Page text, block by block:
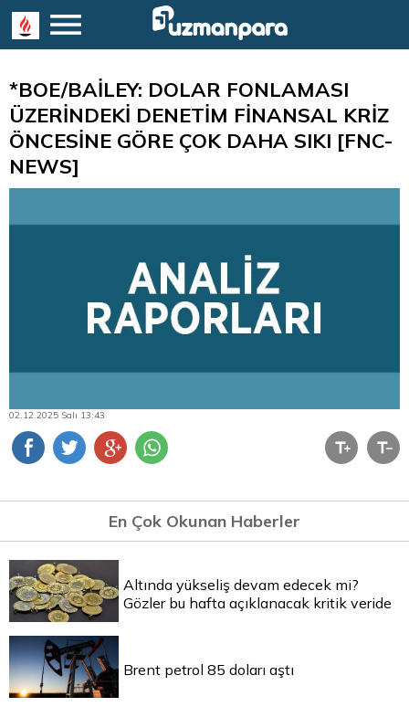
*BOE/BAİLEY: DOLAR FONLAMASI
ÜZERİNDEKİ DENETİM FİNANSAL KRİZ
ÖNCESİNE GÖRE ÇOK DAHA SIKI [FNC-
NEWS]
02.12.2025 Salı 13:43
En Çok Okunan Haberler
Altında yükseliş devam edecek mi?
Gözler bu hafta açıklanacak kritik veride
Brent petrol 85 doları aştı